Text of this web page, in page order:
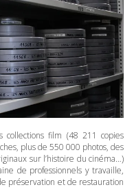
film (48 211 copies
plus de 550 000 photos, des
sur l’histoire du cinéma…)
de professionnels y travaille,
préservation et de restauration